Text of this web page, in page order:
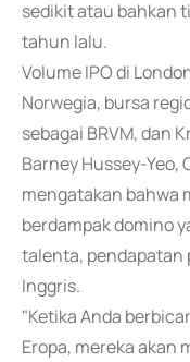
sedikit atau bahkan
tahun lalu.
Volume IPO di
Norwegia, bursa
sebagai BRVM, dan
Barney Hussey-Yeo,
mengatakan bahwa
berdampak domino
talenta, pendapatan
Inggris.
"Ketika Anda
Eropa, mereka akan